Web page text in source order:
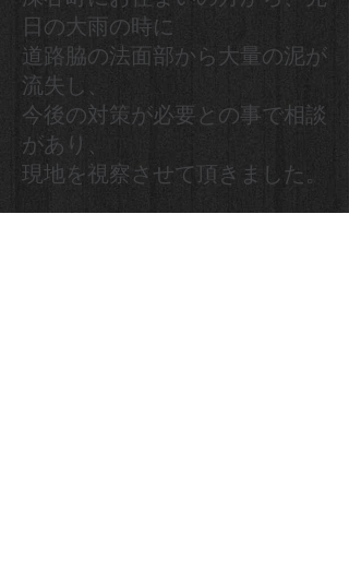
日の大雨の時に
道路脇の法面部から大量の泥が
流失し、
今後の対策が必要との事で相談
があり、
現地を視察させて頂きました。